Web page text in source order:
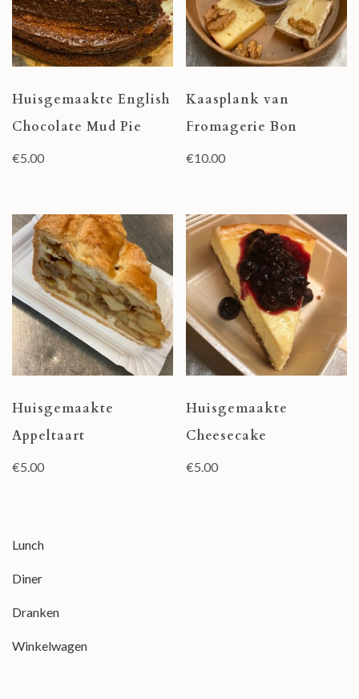
Huisgemaakte English
Chocolate Mud Pie
€5.00
Kaasplank van
Fromagerie Bon
€10.00
Huisgemaakte
Appeltaart
€5.00
Huisgemaakte
Cheesecake
€5.00
Lunch
Diner
Dranken
Winkelwagen